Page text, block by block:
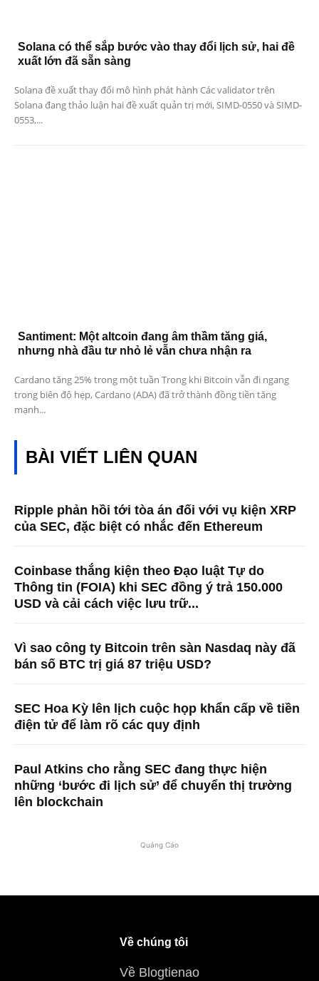
Solana có thể sắp bước vào thay đổi lịch sử, hai đề
xuất lớn đã sẵn sàng
Solana đề xuất thay đổi mô hình phát hành Các validator trên
Solana đang thảo luận hai đề xuất quản trị mới, SIMD-0550 và SIMD-
0553,...
Santiment: Một altcoin đang âm thầm tăng giá,
nhưng nhà đầu tư nhỏ lẻ vẫn chưa nhận ra
Cardano tăng 25% trong một tuần Trong khi Bitcoin vẫn đi ngang
trong biên độ hẹp, Cardano (ADA) đã trở thành đồng tiền tăng
mạnh...
BÀI VIẾT LIÊN QUAN
Ripple phản hồi tới tòa án đối với vụ kiện XRP
của SEC, đặc biệt có nhắc đến Ethereum
Coinbase thắng kiện theo Đạo luật Tự do
Thông tin (FOIA) khi SEC đồng ý trả 150.000
USD và cải cách việc lưu trữ...
Vì sao công ty Bitcoin trên sàn Nasdaq này đã
bán số BTC trị giá 87 triệu USD?
SEC Hoa Kỳ lên lịch cuộc họp khẩn cấp về tiền
điện tử để làm rõ các quy định
Paul Atkins cho rằng SEC đang thực hiện
những ‘bước đi lịch sử’ để chuyển thị trường
lên blockchain
Quảng Cáo
Về chúng tôi
Về Blogtienao